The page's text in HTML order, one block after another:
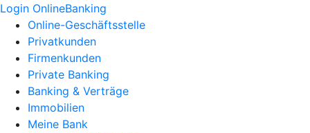
Login OnlineBanking
Online-Geschäftsstelle
Privatkunden
Firmenkunden
Private Banking
Banking & Verträge
Immobilien
Meine Bank